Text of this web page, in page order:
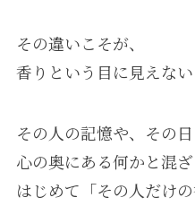
その違いこそが、
香りという目に見えない
その人の記憶や、その日
心の奥にある何かと混ざ
はじめて「その人だけの